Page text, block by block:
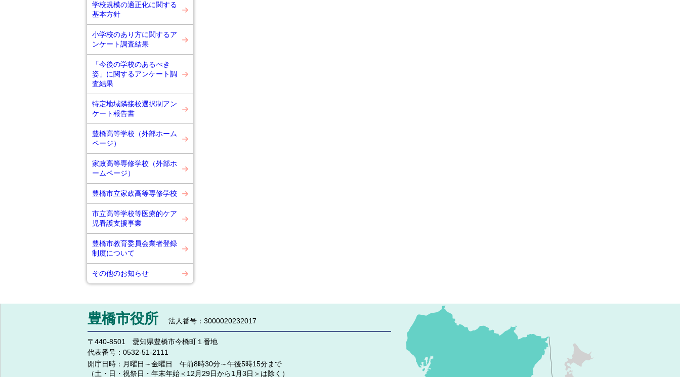
学校規模の適正化に関する
基本方針
小学校のあり方に関するア
ンケート調査結果
「今後の学校のあるべき
姿」に関するアンケート調
査結果
特定地域隣接校選択制アン
ケート報告書
豊橋高等学校（外部ホーム
ページ）
家政高等専修学校（外部ホ
ームページ）
豊橋市立家政高等専修学校
市立高等学校等医療的ケア
児看護支援事業
豊橋市教育委員会業者登録
制度について
その他のお知らせ
豊橋市役所 法人番号：3000020232017
〒440-8501 愛知県豊橋市今橋町１番地
代表番号： 0532-51-2111
開庁日時： 月曜日～金曜日 午前8時30分～午後5時15分まで
（土・日・祝祭日・年末年始＜12月29日から1月3日＞は除く）